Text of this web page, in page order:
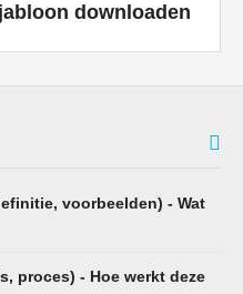
downloaden
voorbeelden) - Wat
proces) - Hoe werkt deze